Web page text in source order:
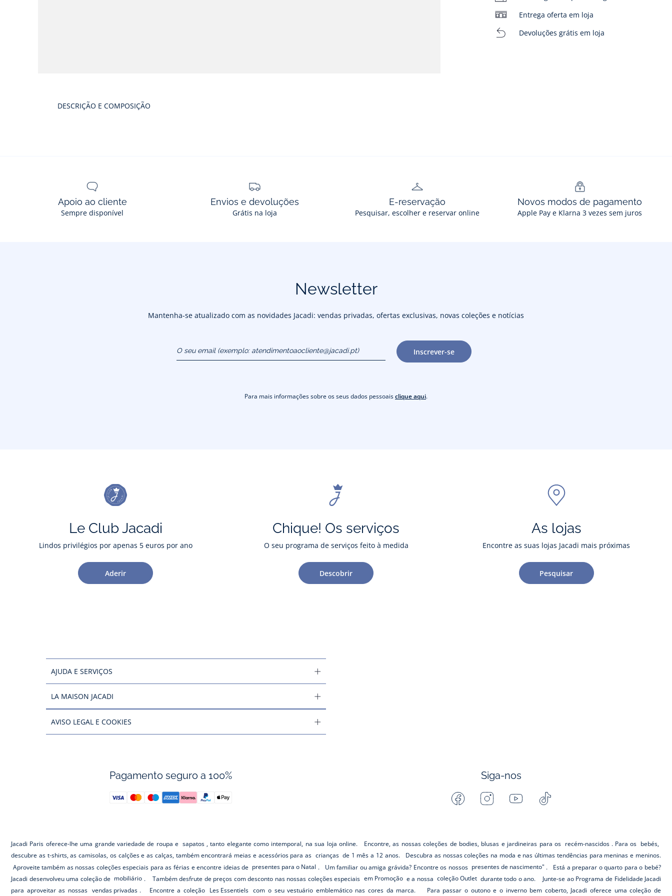
Entrega oferta em loja
Devoluções grátis em loja
DESCRIÇÃO E COMPOSIÇÃO
Apoio ao cliente
Sempre disponível
Envios e devoluções
Grátis na loja
E-reservação
Pesquisar, escolher e reservar online
Novos modos de pagamento
Apple Pay e Klarna 3 vezes sem juros
Newsletter
Mantenha-se atualizado com as novidades Jacadi: vendas privadas, ofertas exclusivas, novas coleções e notícias
atendimentoaocliente@jacadi.pt)
Inscrever-se
Para mais informações sobre os seus dados pessoaisclique aqui.
Le Club Jacadi
Lindos privilégios por apenas 5 euros por ano
Aderir
Chique! Os serviços
O seu programa de serviços feito à medida
Descobrir
As lojas
Encontre as suas lojas Jacadi mais próximas
Pesquisar
AJUDA E SERVIÇOS
LA MAISON JACADI
AVISO LEGAL E COOKIES
Pagamento seguro a 100% Siga-nos
FacebookInstagramYoutube
Jacadi Paris oferece-lhe uma grande variedade de roupa e sapatos , tanto elegante como intemporal, na sua loja online. Encontre, as nossas coleções de bodies, blusas e jardineiras para os recém-nascidos . Para os bebés,
descubre as t-shirts, as camisolas, os calções e as calças, também encontrará meias e acessórios para as crianças de 1 mês a 12 anos. Descubra as nossas coleções na moda e nas últimas tendências para meninas e meninos.
Aproveite também as nossas coleções especiais para as férias e encontre ideias de presentes para o Natal . Um familiar ou amiga grávida? Encontre os nossos presentes de nascimento" . Está a preparar o quarto para o bebé?
Jacadi desenvolveu uma coleção de mobiliário . Também desfrute de preços com desconto nas nossas coleções especiais em Promoção e a nossa coleção Outlet durante todo o ano. Junte-se ao Programa de Fidelidade Jacadi
para aproveitar as nossas vendas privadas . Encontre a coleção Les Essentiels com o seu vestuário emblemático nas cores da marca. Para passar o outono e o inverno bem coberto, Jacadi oferece uma coleção de